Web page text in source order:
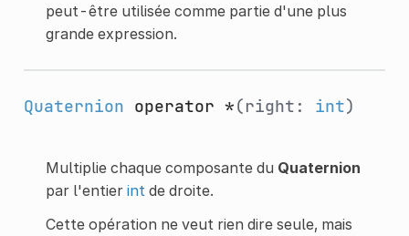
peut-être utilisée comme partie d'une plus
grande expression.
Quaternion operator *(right: int)
Multiplie chaque composante du Quaternion
par l'entier int de droite.
Cette opération ne veut rien dire seule, mais